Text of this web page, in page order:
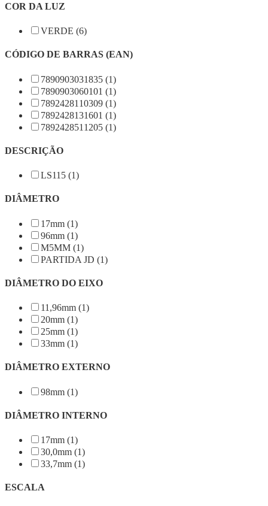
COR DA LUZ
VERDE (6)
CÓDIGO DE BARRAS (EAN)
7890903031835 (1)
7890903060101 (1)
7892428110309 (1)
7892428131601 (1)
7892428511205 (1)
DESCRIÇÃO
LS115 (1)
DIÂMETRO
17mm (1)
96mm (1)
M5MM (1)
PARTIDA JD (1)
DIÂMETRO DO EIXO
11,96mm (1)
20mm (1)
25mm (1)
33mm (1)
DIÂMETRO EXTERNO
98mm (1)
DIÂMETRO INTERNO
17mm (1)
30,0mm (1)
33,7mm (1)
ESCALA